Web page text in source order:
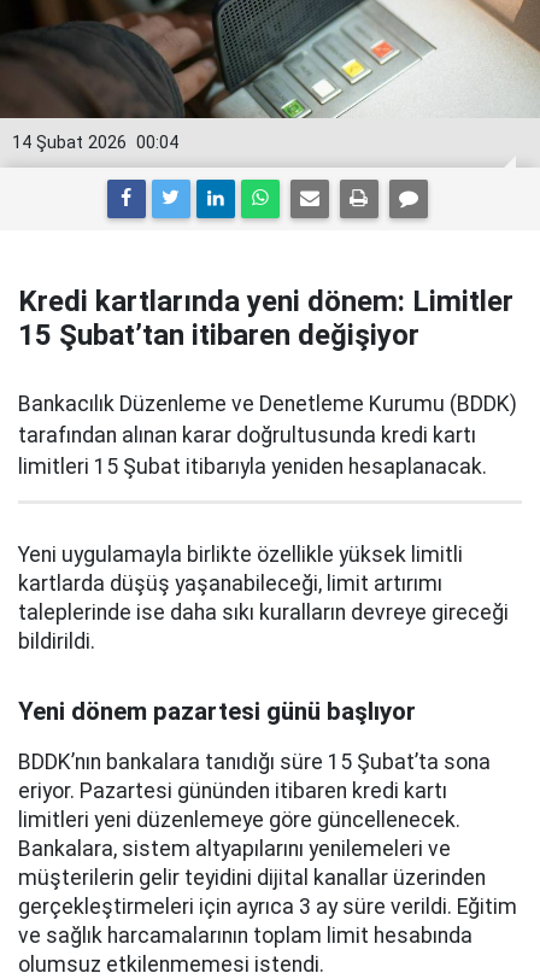
00:04
14 Şubat 2026
Kredi kartlarında yeni dönem: Limitler
15 Şubat’tan itibaren değişiyor
Bankacılık Düzenleme ve Denetleme Kurumu (BDDK)
tarafından alınan karar doğrultusunda kredi kartı
limitleri 15 Şubat itibarıyla yeniden hesaplanacak.
Yeni uygulamayla birlikte özellikle yüksek limitli
kartlarda düşüş yaşanabileceği, limit artırımı
taleplerinde ise daha sıkı kuralların devreye gireceği
bildirildi.
Yeni dönem pazartesi günü başlıyor
BDDK’nın bankalara tanıdığı süre 15 Şubat’ta sona
eriyor. Pazartesi gününden itibaren kredi kartı
limitleri yeni düzenlemeye göre güncellenecek.
Bankalara, sistem altyapılarını yenilemeleri ve
müşterilerin gelir teyidini dijital kanallar üzerinden
gerçekleştirmeleri için ayrıca 3 ay süre verildi. Eğitim
ve sağlık harcamalarının toplam limit hesabında
olumsuz etkilenmemesi istendi.